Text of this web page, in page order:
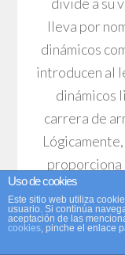
lleva por
dinámicos
introducen al
dinámicos
carrera de
técnico sobre
El
Uso de cookies
Este sitio web utiliza
usuario. Si continúa
aceptación de las
cookies, pinche el enlace